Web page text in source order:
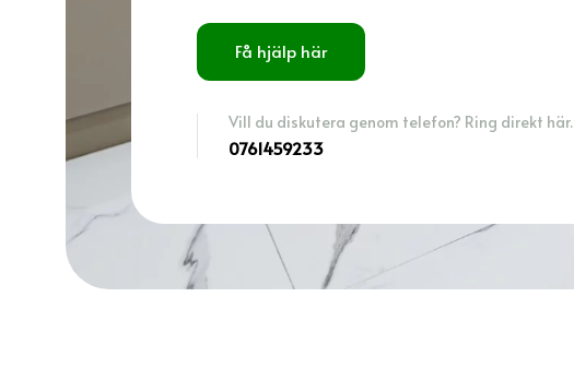
Få hjälp här
Vill du diskutera genom telefon? Ring direkt här.
0761459233